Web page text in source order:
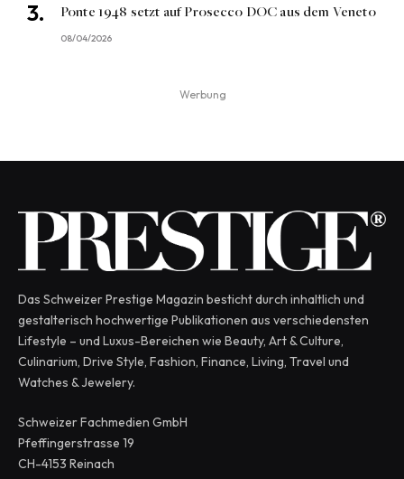
Ponte 1948 setzt auf Prosecco DOC aus dem Veneto
08/04/2026
Werbung
Das Schweizer Prestige Magazin besticht durch inhaltlich und
gestalterisch hochwertige Publikationen aus verschiedensten
Lifestyle – und Luxus-Bereichen wie Beauty, Art & Culture,
Culinarium, Drive Style, Fashion, Finance, Living, Travel und
Watches & Jewelery.
Schweizer Fachmedien GmbH
Pfeffingerstrasse 19
CH-4153 Reinach